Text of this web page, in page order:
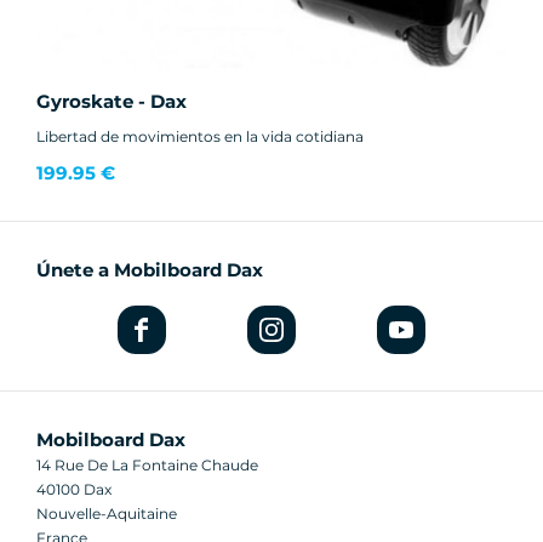
Gyroskate - Dax
Libertad de movimientos en la vida cotidiana
199.95 €
Únete a Mobilboard Dax
Mobilboard Dax
14 Rue De La Fontaine Chaude
40100 Dax
Nouvelle-Aquitaine
France